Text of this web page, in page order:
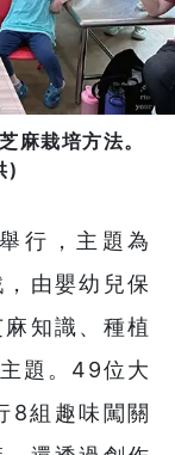
麻栽培方法。
)
行，主題為
由嬰幼兒保
知識、種植
題。49位大
8組趣味闖關